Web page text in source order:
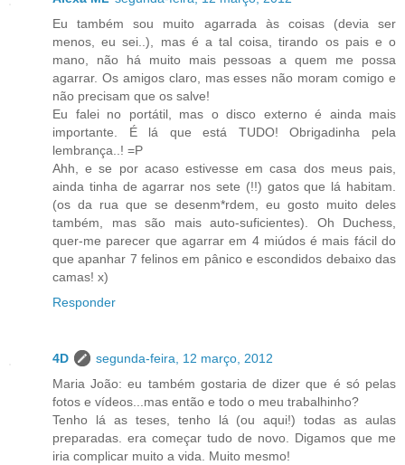
Eu também sou muito agarrada às coisas (devia ser
menos, eu sei..), mas é a tal coisa, tirando os pais e o
mano, não há muito mais pessoas a quem me possa
agarrar. Os amigos claro, mas esses não moram comigo e
não precisam que os salve!
Eu falei no portátil, mas o disco externo é ainda mais
importante. É lá que está TUDO! Obrigadinha pela
lembrança..! =P
Ahh, e se por acaso estivesse em casa dos meus pais,
ainda tinha de agarrar nos sete (!!) gatos que lá habitam.
(os da rua que se desenm*rdem, eu gosto muito deles
também, mas são mais auto-suficientes). Oh Duchess,
quer-me parecer que agarrar em 4 miúdos é mais fácil do
que apanhar 7 felinos em pânico e escondidos debaixo das
camas! x)
Responder
4D
segunda-feira, 12 março, 2012
Maria João: eu também gostaria de dizer que é só pelas
fotos e vídeos...mas então e todo o meu trabalhinho?
Tenho lá as teses, tenho lá (ou aqui!) todas as aulas
preparadas. era começar tudo de novo. Digamos que me
iria complicar muito a vida. Muito mesmo!